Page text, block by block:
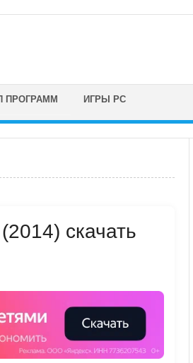
ПРОГРАММ ИГРЫ PC
скачать